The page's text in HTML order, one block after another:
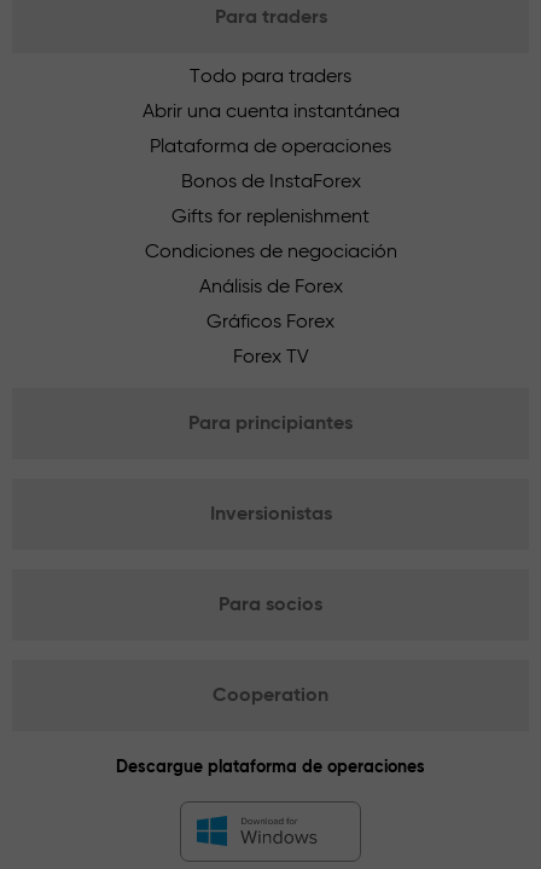
Para traders
Todo para traders
Abrir una cuenta instantánea
Plataforma de operaciones
Bonos de InstaForex
Gifts for replenishment
Condiciones de negociación
Análisis de Forex
Gráficos Forex
Forex TV
Para principiantes
Inversionistas
Para socios
Cooperation
Descargue plataforma de operaciones